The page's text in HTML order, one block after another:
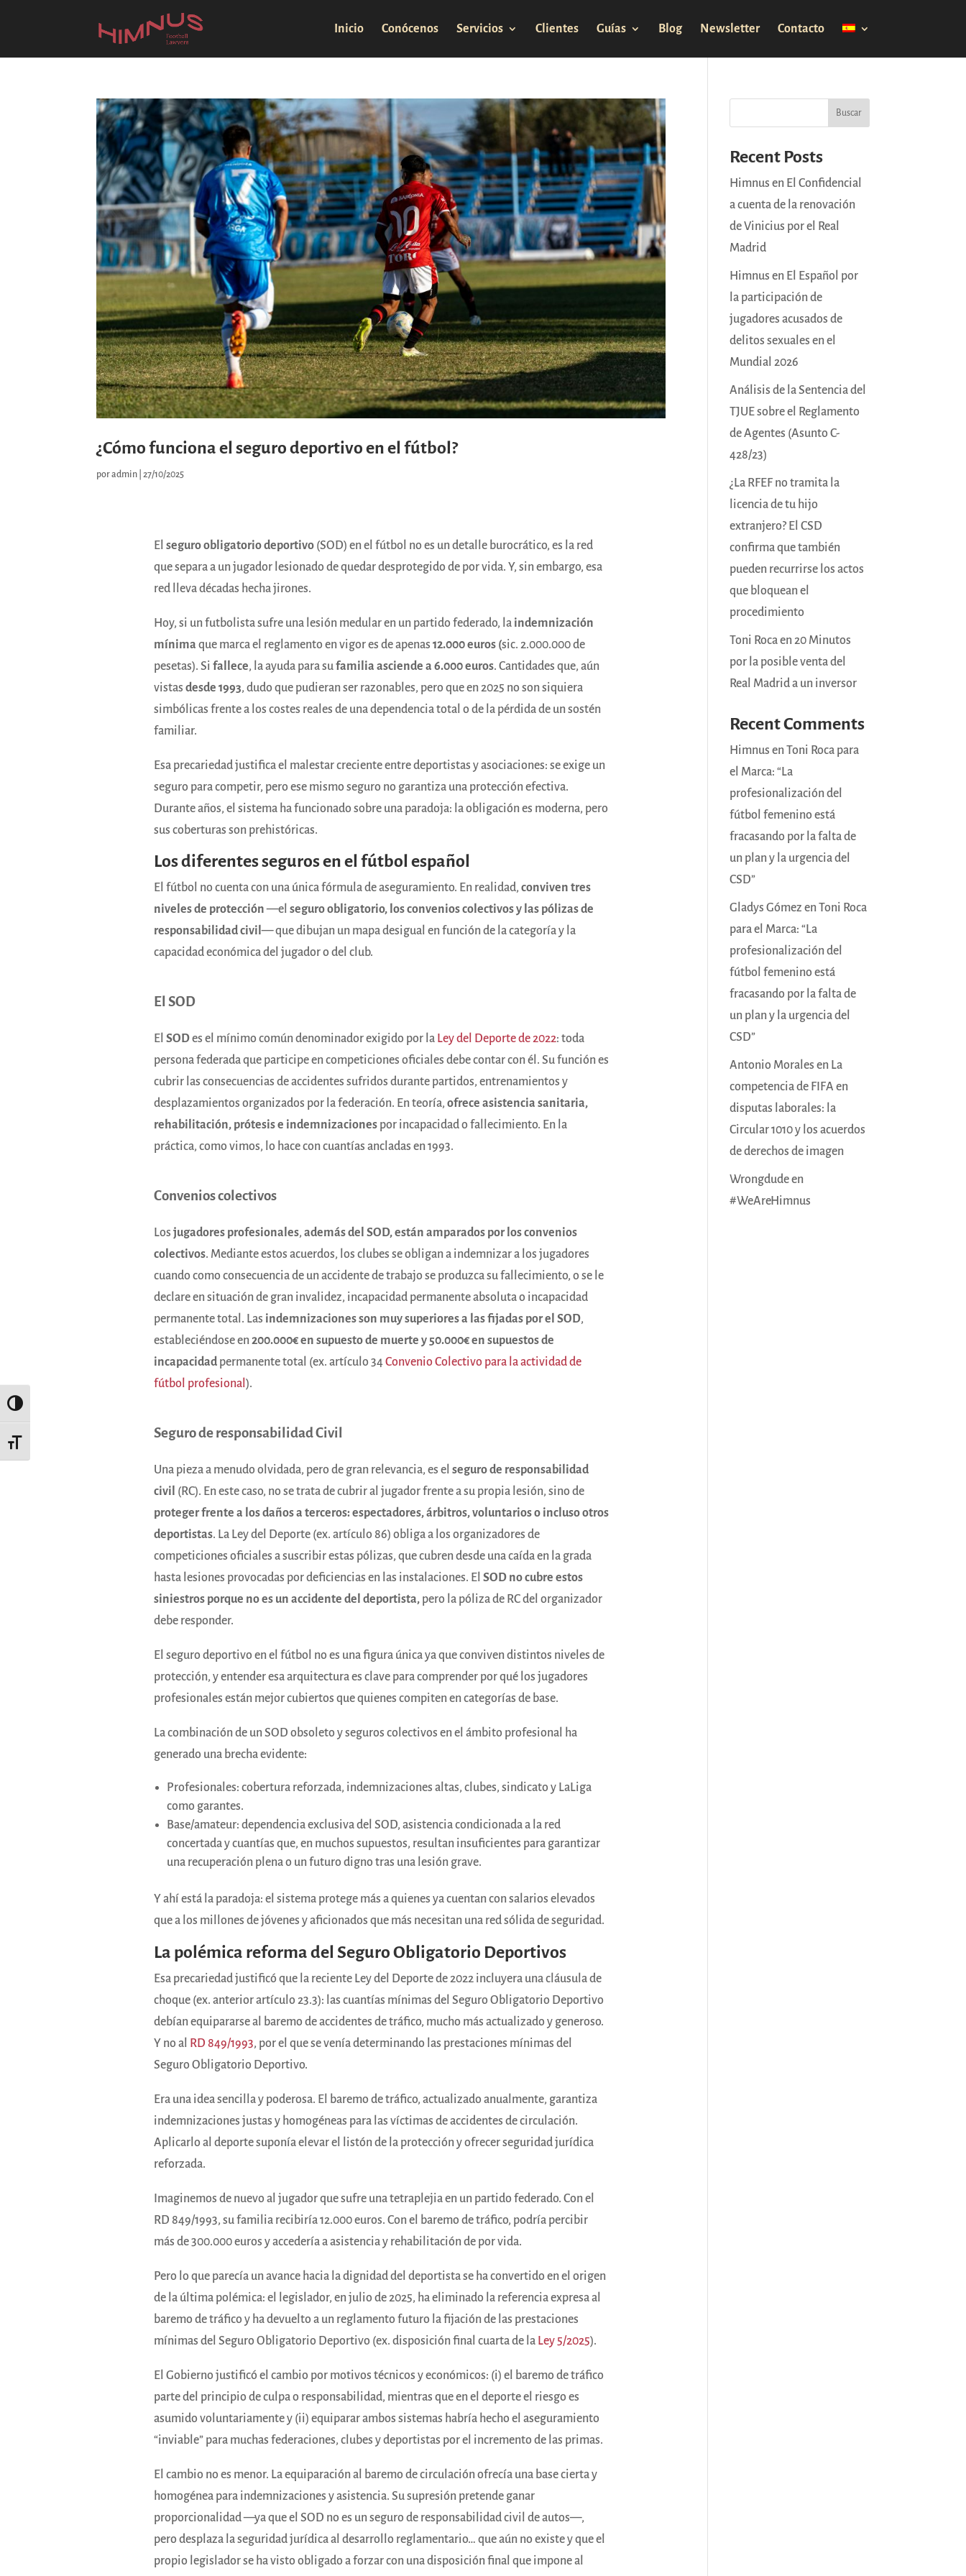
Alternar alto contraste
Alternar tamaño de letra
Inicio Conócenos Servicios Clientes Guías Blog Newsletter Contacto
¿Cómo funciona el seguro deportivo en el fútbol?
poradmin |27/10/2025
El seguro obligatorio deportivo(SOD) en el fútbol no es un detalle burocrático, es la red
que separa a un jugador lesionado de quedar desprotegido de por vida. Y, sin embargo, esa
red lleva décadas hecha jirones.
Hoy, si un futbolista sufre una lesión medular en un partido federado, la indemnización
mínima que marca el reglamento en vigor es de apenas 12.000 euros (sic. 2.000.000 de
pesetas). Si fallece, la ayuda para sufamilia asciende a 6.000 euros. Cantidades que, aún
vistas desde 1993, dudo que pudieran ser razonables, pero que en 2025 no son siquiera
simbólicas frente a los costes reales de una dependencia total o de la pérdida de un sostén
familiar.
Esa precariedad justifica el malestar creciente entre deportistas y asociaciones: se exige un
seguro para competir, pero ese mismo seguro no garantiza una protección efectiva.
Durante años, el sistema ha funcionado sobre una paradoja: la obligación es moderna, pero
sus coberturas son prehistóricas.
Los diferentes seguros en el fútbol español
El fútbol no cuenta con una única fórmula de aseguramiento. En realidad, conviven tres
niveles de protección—el seguro obligatorio, los convenios colectivos y las pólizas de
responsabilidad civil— que dibujan un mapa desigual en función de la categoría y la
capacidad económica del jugador o del club.
El SOD
El SODes el mínimo común denominador exigido por la Ley del Deporte de 2022: toda
persona federada que participe en competiciones oficiales debe contar con él. Su función es
cubrir las consecuencias de accidentes sufridos durante partidos, entrenamientos y
desplazamientos organizados por la federación. En teoría, ofrece asistencia sanitaria,
rehabilitación, prótesis e indemnizacionespor incapacidad o fallecimiento. En la
práctica, como vimos, lo hace con cuantías ancladas en 1993.
Convenios colectivos
Los jugadores profesionales, además del SOD, están amparados por los convenios
colectivos. Mediante estos acuerdos, los clubes se obligan a indemnizar a los jugadores
cuando como consecuencia de un accidente de trabajo se produzca su fallecimiento, o se le
declare en situación de gran invalidez, incapacidad permanente absoluta o incapacidad
permanente total. Las indemnizaciones son muy superiores a las fijadas por el SOD,
estableciéndose en200.000€ en supuesto de muerte y 50.000€ en supuestos de
incapacidadpermanente total (ex. artículo 34Convenio Colectivo para la actividad de
fútbol profesional ).
Seguro de responsabilidad Civil
Una pieza a menudo olvidada, pero de gran relevancia, es el seguro de responsabilidad
civil (RC). En este caso, no se trata de cubrir al jugador frente a su propia lesión, sino de
proteger frente a los daños a terceros: espectadores, árbitros, voluntarios o incluso otros
deportistas. La Ley del Deporte (ex. artículo 86) obliga a los organizadores de
competiciones oficiales a suscribir estas pólizas, que cubren desde una caída en la grada
hasta lesiones provocadas por deficiencias en las instalaciones. El SOD no cubre estos
siniestros porque no es un accidente del deportista,pero la póliza de RC del organizador
debe responder.
El seguro deportivo en el fútbol no es una figura única ya que conviven distintos niveles de
protección, y entender esa arquitectura es clave para comprender por qué los jugadores
profesionales están mejor cubiertos que quienes compiten en categorías de base.
La combinación de un SOD obsoleto y seguros colectivos en el ámbito profesional ha
generado una brecha evidente:
Profesionales: cobertura reforzada, indemnizaciones altas, clubes, sindicato y LaLiga
como garantes.
Base/amateur: dependencia exclusiva del SOD, asistencia condicionada a la red
concertada y cuantías que, en muchos supuestos, resultan insuficientes para garantizar
una recuperación plena o un futuro digno tras una lesión grave.
Y ahí está la paradoja: el sistema protege más a quienes ya cuentan con salarios elevados
que a los millones de jóvenes y aficionados que más necesitan una red sólida de seguridad.
La polémica reforma del Seguro Obligatorio Deportivos
Esa precariedad justificó que la reciente Ley del Deporte de 2022 incluyera una cláusula de
choque (ex. anterior artículo 23.3): las cuantías mínimas del Seguro Obligatorio Deportivo
debían equipararse al baremo de accidentes de tráfico, mucho más actualizado y generoso.
Y no al
RD 849/1993, por el que se venía determinando las prestaciones mínimas del
Seguro Obligatorio Deportivo.
Era una idea sencilla y poderosa. El baremo de tráfico, actualizado anualmente, garantiza
indemnizaciones justas y homogéneas para las víctimas de accidentes de circulación.
Aplicarlo al deporte suponía elevar el listón de la protección y ofrecer seguridad jurídica
reforzada.
Imaginemos de nuevo al jugador que sufre una tetraplejia en un partido federado. Con el
RD 849/1993, su familia recibiría 12.000 euros. Con el baremo de tráfico, podría percibir
más de 300.000 euros y accedería a asistencia y rehabilitación de por vida.
Pero lo que parecía un avance hacia la dignidad del deportista se ha convertido en el origen
de la última polémica: el legislador, en julio de 2025, ha eliminado la referencia expresa al
baremo de tráfico y ha devuelto a un reglamento futuro la fijación de las prestaciones
mínimas del Seguro Obligatorio Deportivo (ex. disposición final cuarta de la Ley 5/2025).
El Gobierno justificó el cambio por motivos técnicos y económicos: (i) el baremo de tráfico
parte del principio de culpa o responsabilidad, mientras que en el deporte el riesgo es
asumido voluntariamente y (ii) equiparar ambos sistemas habría hecho el aseguramiento
“inviable” para muchas federaciones, clubes y deportistas por el incremento de las primas.
El cambio no es menor. La equiparación al baremo de circulación ofrecía una base cierta y
homogénea para indemnizaciones y asistencia. Su supresión pretende ganar
proporcionalidad —ya que el SOD no es un seguro de responsabilidad civil de autos—,
pero desplaza la seguridad jurídica al desarrollo reglamentario… que aún no existe y que el
propio legislador se ha visto obligado a forzar con una disposición final que impone al
Buscar
Recent Posts
Himnus en El Confidencial
a cuenta de la renovación
de Vinicius por el Real
Madrid
Himnus en El Español por
la participación de
jugadores acusados de
delitos sexuales en el
Mundial 2026
Análisis de la Sentencia del
TJUE sobre el Reglamento
de Agentes (Asunto C-
428/23)
¿La RFEF no tramita la
licencia de tu hijo
extranjero? El CSD
confirma que también
pueden recurrirse los actos
que bloquean el
procedimiento
Toni Roca en 20 Minutos
por la posible venta del
Real Madrid a un inversor
Recent Comments
Himnus enToni Roca para
el Marca: “La
profesionalización del
fútbol femenino está
fracasando por la falta de
un plan y la urgencia del
CSD”
Gladys Gómez enToni Roca
para el Marca: “La
profesionalización del
fútbol femenino está
fracasando por la falta de
un plan y la urgencia del
CSD”
Antonio Morales en La
competencia de FIFA en
disputas laborales: la
Circular 1010 y los acuerdos
de derechos de imagen
Wrongdudeen
#WeAreHimnus